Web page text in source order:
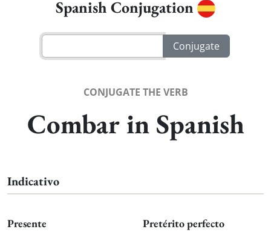
Spanish Conjugation
CONJUGATE THE VERB
Combar in Spanish
Indicativo
Presente Pretérito perfecto